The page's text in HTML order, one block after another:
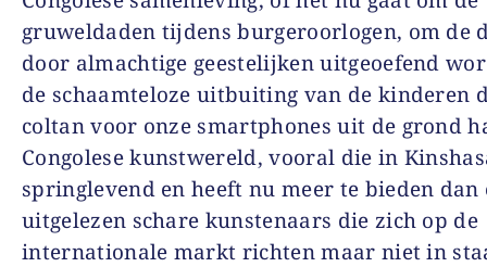
gruweldaden tijdens burgeroorlogen, om de
door almachtige geestelijken uitgeoefend
de schaamteloze uitbuiting van de kinderen
coltan voor onze smartphones uit de grond
Congolese kunstwereld, vooral die in
springlevend en heeft nu meer te bieden dan
uitgelezen schare kunstenaars die zich op de
internationale markt richten maar niet in